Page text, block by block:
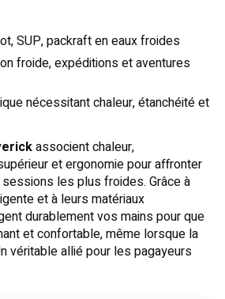
SUP, packraft en eaux froides
froide, expéditions et aventures
nécessitant chaleur, étanchéité et
associent chaleur,
et ergonomie pour affronter
les plus froides. Grâce à
et à leurs matériaux
durablement vos mains pour que
et confortable, même lorsque la
véritable allié pour les pagayeurs